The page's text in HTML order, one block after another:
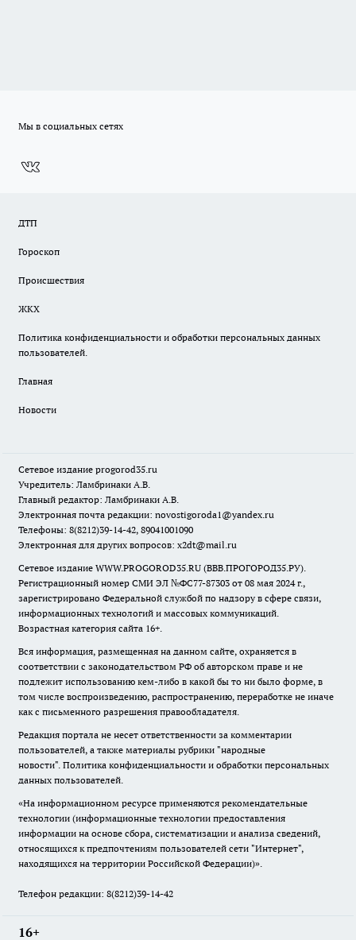
Мы в социальных сетях
ДТП
Гороскоп
Происшествия
ЖКХ
Политика конфиденциальности и обработки персональных данных
пользователей.
Главная
Новости
Сетевое издание progorod35.ru
Учредитель: Ламбринаки А.В.
Главный редактор: Ламбринаки А.В.
Электронная почта редакции: novostigoroda1@yandex.ru
Телефоны: 8(8212)39-14-42, 89041001090
Электронная для других вопросов: x2dt@mail.ru
Сетевое издание WWW.PROGOROD35.RU (ВВВ.ПРОГОРОД35.РУ).
Регистрационный номер СМИ ЭЛ №ФС77-87303 от 08 мая 2024 г.,
зарегистрировано Федеральной службой по надзору в сфере связи,
информационных технологий и массовых коммуникаций.
Возрастная категория сайта 16+.
Вся информация, размещенная на данном сайте, охраняется в
соответствии с законодательством РФ об авторском праве и не
подлежит использованию кем-либо в какой бы то ни было форме, в
том числе воспроизведению, распространению, переработке не иначе
как с письменного разрешения правообладателя.
Редакция портала не несет ответственности за комментарии
пользователей, а также материалы рубрики "народные
новости". Политика конфиденциальности и обработки персональных
данных пользователей.
«На информационном ресурсе применяются рекомендательные
технологии (информационные технологии предоставления
информации на основе сбора, систематизации и анализа сведений,
относящихся к предпочтениям пользователей сети "Интернет",
находящихся на территории Российской Федерации)».
Телефон редакции: 8(8212)39-14-42
16+